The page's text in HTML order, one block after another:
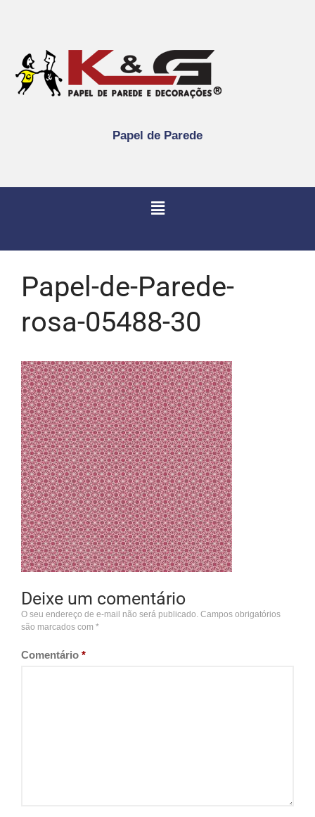
Papel de Parede
Papel-de-Parede-
rosa-05488-30
Deixe um comentário
O seu endereço de e-mail não será publicado. Campos obrigatórios
são marcados com *
Comentário *